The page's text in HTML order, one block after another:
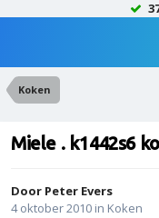
Koken
Miele . k1442s6
Door Peter Evers
4 oktober 2010 in Koken